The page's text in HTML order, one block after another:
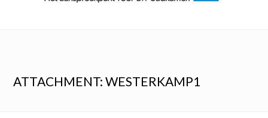
ATTACHMENT: WESTERKAMP1